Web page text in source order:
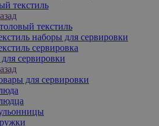
текстиль
текстиль
наборы для сервировки
сервировка
сервировки
для сервировки